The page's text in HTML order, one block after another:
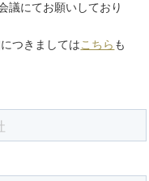
議にてお願いしており
つきましてはこちら も